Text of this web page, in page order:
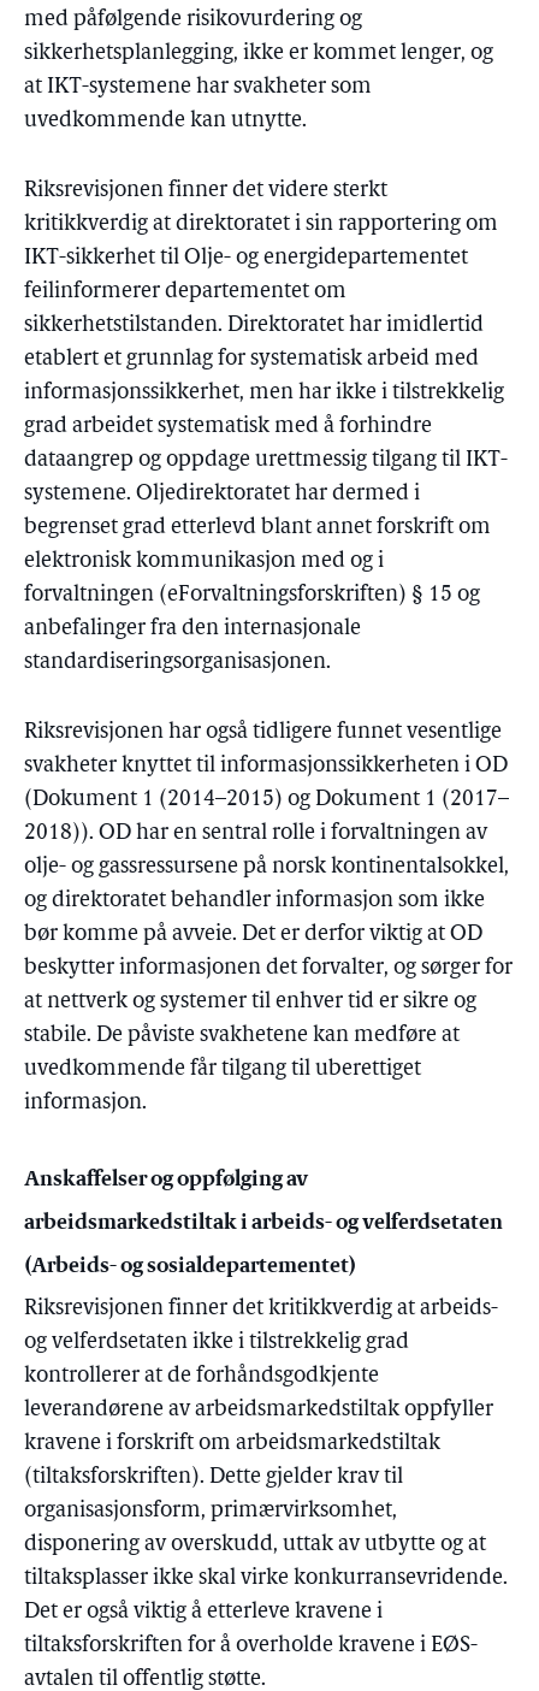
med påfølgende risikovurdering og
sikkerhetsplanlegging, ikke er kommet lenger, og
at IKT-systemene har svakheter som
uvedkommende kan utnytte.
Riksrevisjonen finner det videre sterkt
kritikkverdig at direktoratet i sin rapportering om
IKT-sikkerhet til Olje- og energidepartementet
feilinformerer departementet om
sikkerhetstilstanden. Direktoratet har imidlertid
etablert et grunnlag for systematisk arbeid med
informasjonssikkerhet, men har ikke i tilstrekkelig
grad arbeidet systematisk med å forhindre
dataangrep og oppdage urettmessig tilgang til IKT-
systemene. Oljedirektoratet har dermed i
begrenset grad etterlevd blant annet forskrift om
elektronisk kommunikasjon med og i
forvaltningen (eForvaltningsforskriften) § 15 og
anbefalinger fra den internasjonale
standardiseringsorganisasjonen.
Riksrevisjonen har også tidligere funnet vesentlige
svakheter knyttet til informasjonssikkerheten i OD
(Dokument 1 (2014–2015) og Dokument 1 (2017–
2018)). OD har en sentral rolle i forvaltningen av
olje- og gassressursene på norsk kontinentalsokkel,
og direktoratet behandler informasjon som ikke
bør komme på avveie. Det er derfor viktig at OD
beskytter informasjonen det forvalter, og sørger for
at nettverk og systemer til enhver tid er sikre og
stabile. De påviste svakhetene kan medføre at
uvedkommende får tilgang til uberettiget
informasjon.
Anskaffelser og oppfølging av
arbeidsmarkedstiltak i arbeids- og velferdsetaten
(Arbeids- og sosialdepartementet)
Riksrevisjonen finner det kritikkverdig at arbeids-
og velferdsetaten ikke i tilstrekkelig grad
kontrollerer at de forhåndsgodkjente
leverandørene av arbeidsmarkedstiltak oppfyller
kravene i forskrift om arbeidsmarkedstiltak
(tiltaksforskriften). Dette gjelder krav til
organisasjonsform, primærvirksomhet,
disponering av overskudd, uttak av utbytte og at
tiltaksplasser ikke skal virke konkurransevridende.
Det er også viktig å etterleve kravene i
tiltaksforskriften for å overholde kravene i EØS-
avtalen til offentlig støtte.